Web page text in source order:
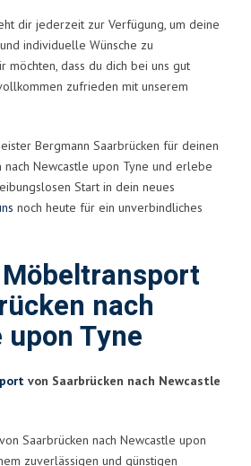
dir jederzeit zur Verfügung, um deine
individuelle Wünsche zu
möchten, dass du dich bei uns gut
zufrieden mit unserem
Bergmann Saarbrücken für deinen
nach Newcastle upon Tyne und erlebe
Start in dein neues
noch heute für ein unverbindliches
nach
Tyne
von Saarbrücken nach Newcastle
Saarbrücken nach Newcastle upon
zuverlässigen und günstigen